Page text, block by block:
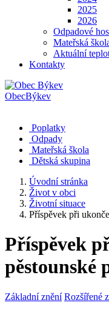
2025
2026
Odpadové
Mateřská
Aktuální
Kontakty
ObecBýkev
Poplatky
Odpady
Mateřská škola
Dětská skupina
Úvodní stránka
Život v obci
Životní situace
Příspěvek při
Příspěvek
pěstounské
Základní znění Rozšířené